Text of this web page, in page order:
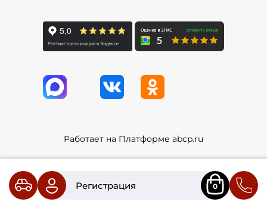
Работает на Платформе abcp.ru
Регистрация 0